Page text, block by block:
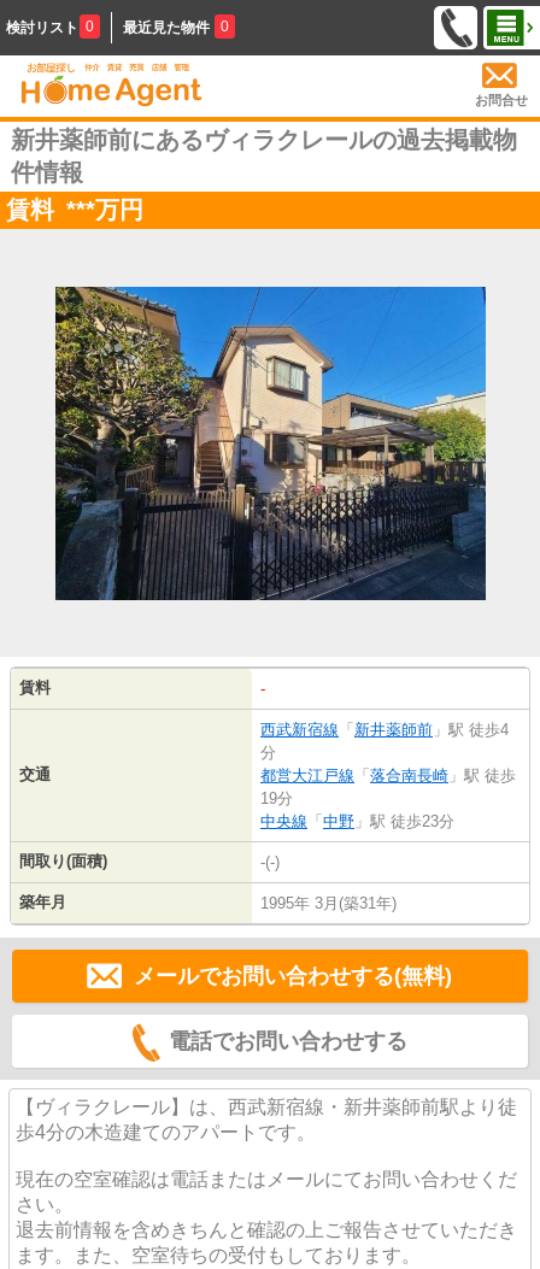
検討リスト 0 最近見た物件 0
お問合せ
新井薬師前にあるヴィラクレールの過去掲載物
件情報
賃料 ***万円
賃料 -
交通
西武新宿線 「 新井薬師前 」駅 徒歩4
分
都営大江戸線 「 落合南長崎 」駅 徒歩
19分
中央線 「 中野 」駅 徒歩23分
間取り(面積) -(-)
築年月 1995年 3月(築31年)
メールでお問い合わせする(無料)
電話でお問い合わせする
【ヴィラクレール】は、西武新宿線・新井薬師前駅より徒
歩4分の木造建てのアパートです。
現在の空室確認は電話またはメールにてお問い合わせくだ
さい。
退去前情報を含めきちんと確認の上ご報告させていただき
ます。また、空室待ちの受付もしております。